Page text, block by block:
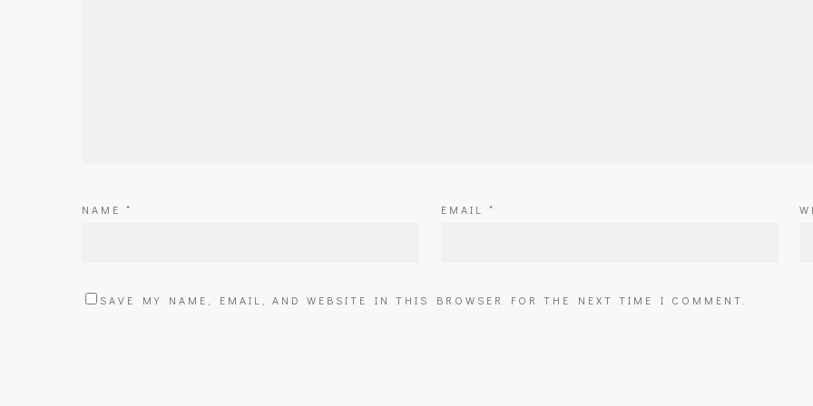
NAME * EMAIL *
SAVE MY NAME, EMAIL, AND WEBSITE IN THIS BROWSER FOR THE NEXT TIME I COMMENT.